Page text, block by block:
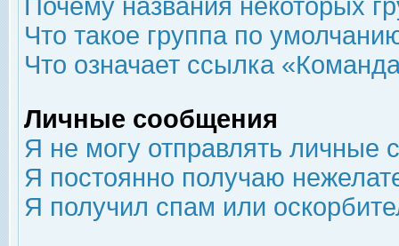
Почему названия некоторых
Что такое группа по
Что означает ссылка
Личные сообщения
Я не могу отправлять личные
Я постоянно получаю
Я получил спам или